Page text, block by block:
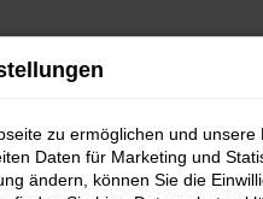
zu ermöglichen und unsere
Daten für Marketing und
ändern, können Sie die